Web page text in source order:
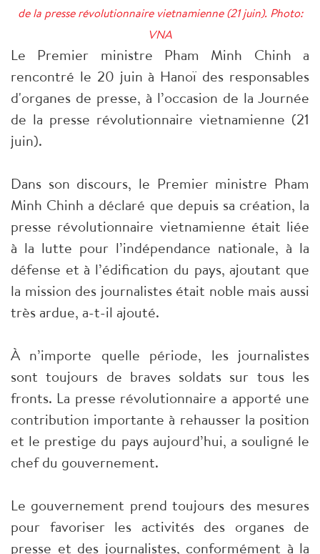
de la presse révolutionnaire vietnamienne (21 juin). Photo:
VNA
Le Premier ministre Pham Minh Chinh a
rencontré le 20 juin à Hanoï des responsables
d'organes de presse, à l’occasion de la Journée
de la presse révolutionnaire vietnamienne (21
juin).
Dans son discours, le Premier ministre Pham
Minh Chinh a déclaré que depuis sa création, la
presse révolutionnaire vietnamienne était liée
à la lutte pour l’indépendance nationale, à la
défense et à l’édification du pays, ajoutant que
la mission des journalistes était noble mais aussi
très ardue, a-t-il ajouté.
À n’importe quelle période, les journalistes
sont toujours de braves soldats sur tous les
fronts. La presse révolutionnaire a apporté une
contribution importante à rehausser la position
et le prestige du pays aujourd’hui, a souligné le
chef du gouvernement.
Le gouvernement prend toujours des mesures
pour favoriser les activités des organes de
presse et des journalistes, conformément à la